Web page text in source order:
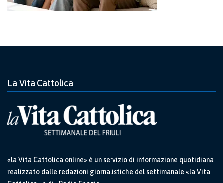
La Vita Cattolica
«la Vita Cattolica online» è un servizio di informazione quotidiana
realizzato dalle redazioni giornalistiche del settimanale «la Vita